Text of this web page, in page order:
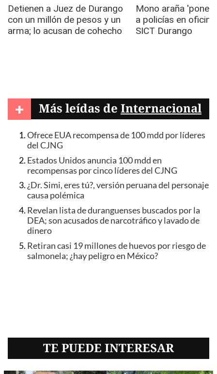
+ Más leídas de Internacional
Ofrece EUA recompensa de 100 mdd por líderes
del CJNG
Estados Unidos anuncia 100 mdd en
recompensas por cinco líderes del CJNG
¿Dr. Simi, eres tú?, versión peruana del personaje
causa polémica
Revelan lista de duranguenses buscados por la
DEA; son acusados de narcotráfico y lavado de
dinero
Retiran casi 19 millones de huevos por riesgo de
salmonela; ¿hay peligro en México?
TE PUEDE INTERESAR